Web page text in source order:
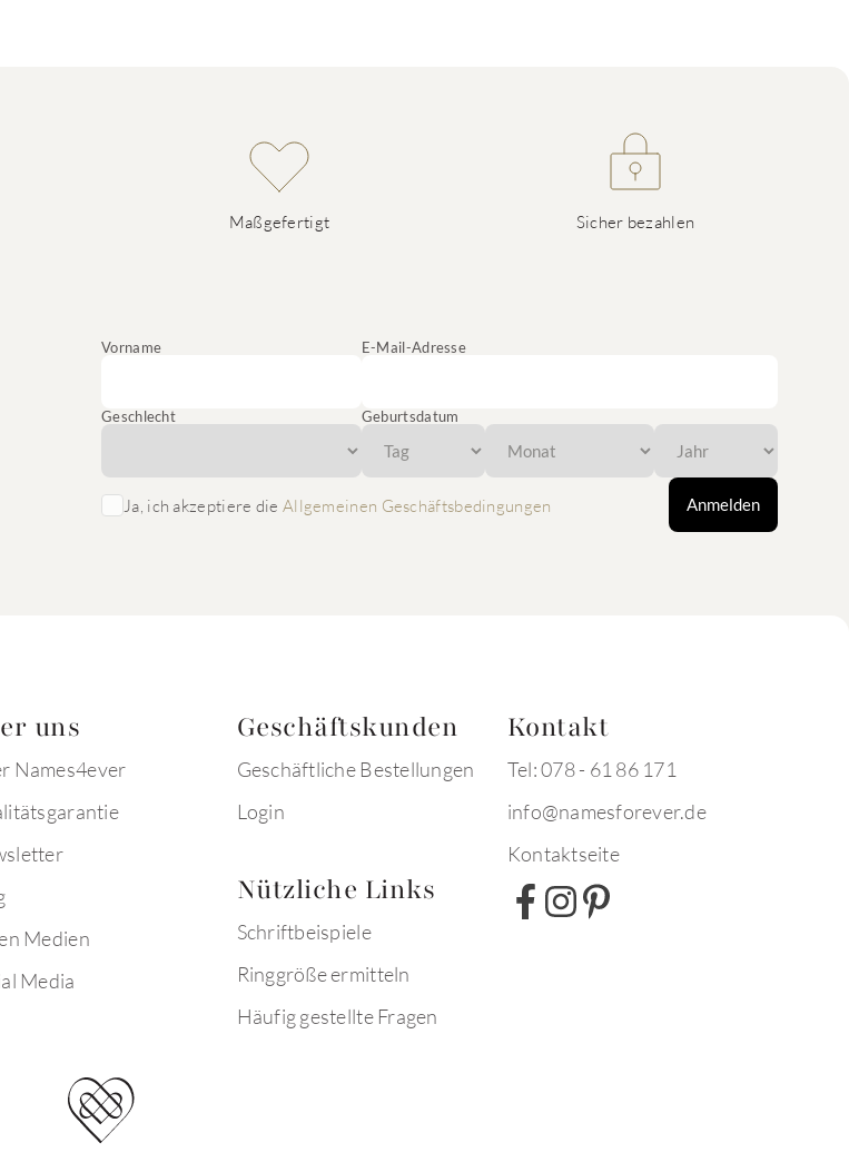
Maßgefertigt Sicher bezahlen
Vorname E-Mail-Adresse
Geschlecht Geburtsdatum
Ja, ich akzeptiere die Allgemeinen Geschäftsbedingungen Anmelden
uns
Names4ever
Medien
Media
Geschäftskunden
Geschäftliche Bestellungen
Login
Nützliche Links
Schriftbeispiele
Ringgröße ermitteln
Häufig gestellte Fragen
Kontakt
Tel: 078 - 61 86 171
info@namesforever.de
Kontaktseite